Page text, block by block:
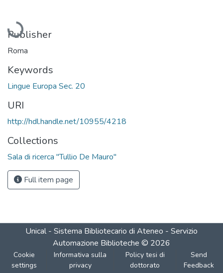
Loading...
Publisher
Roma
Keywords
Lingue Europa Sec. 20
URI
http://hdl.handle.net/10955/4218
Collections
Sala di ricerca "Tullio De Mauro"
Full item page
Unical - Sistema Bibliotecario di Ateneo - Servizio
Automazione Biblioteche © 2026
Cookie
settings
Informativa sulla
privacy
Policy tesi di
dottorato
Send
Feedback